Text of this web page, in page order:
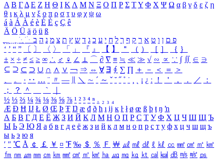
Α Β ΓΔ Ε Ζ Η Θ Ι ΚΛ Μ Ν Ξ Ο Π Ρ Σ ΤΥ Φ Χ Ψ Ω α β γ δ ε ζ η
θ ι κ λ μ ν ξ ο π ρ σ τ υ φ χ ψ ω
á à Á À é è É È ç Ç ê
Ä Ö Ü ä ö ü ß
ִֶֹ ֻּ ׁׂ פ ם ן ו ט א ר ק ף ך ל ח י ע כ ג ד ש ץ ת צ מ נ ה ב
‘ ’ “ ” 〔 〕 〈 〉 「 」 『 』 【 】 ＂ （ ） ［ ］ ｛ ｝
± × ÷ ≠ ≤ ≥ ∞ ∴ ♂ ♀ ∠ ⊥ ⌒ ∂ ∇ ≡ ≒ ≪ ≫ √ ∽ ∝ ∵ ∫ ∬ ∈ ∋
⊆ ⊇ ⊂ ⊃ ∪ ∩ ∧ ∨ ￢ ⇒ ⇔ ∀ ∃ ∮ ∑ ∏ ＋ － ＜ ＝
＞
、
。 · ‥ … ¨ 〃 ― ＼ ∼ ´ ～ ˇ ˘ ˝ ˚ ˙ ¸ ¡ ¿ ː ！ ＇ ， ． ／
：
；
？ ＾ ｀
½ ⅓ ⅔ ¼ ¾ ⅛ ⅜ ⅝ ⅞ ¹ ² ³ ⁴ ⁿ ₁ ₂ ₃ ₄
Æ Ð Ħ Ĳ Ł Ø Œ Þ Ŧ Ŋ æ đ ð ħ ı ĳ ĸ ŀ ł ø œ ß þ ŧ ŋ ŉ
А Б В Г Д Е Ё Ж З И Й К Л М Н О П Р С Т У Ф Х Ц Ч Ш Щ Ъ
Ы Ь Э Ю Я а б в г д е ё ж з и й к л м н о п р с т у ф х ц ч ш щ ъ
ы ь э ю я
′ ″ ℃ Å ￠ ￡ ￥ ¤ ℉ ‰ ＄ ％ Ｆ ￦ ㎕ ㎖ ㎗ ℓ ㎘ ㏄ ㎣ ㎤ ㎥ ㎦
㎙ ㎚ ㎛ ㎜ ㎝ ㎞ ㎟ ㎠ ㎡ ㎢ ㏊ ㎍ ㎎ ㎏ ㏏ ㎈ ㎉ ㏈ ㎧ ㎨ ㎰